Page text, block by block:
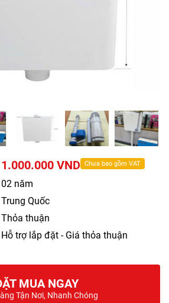
1.000.000 VND Chưa bao gồm VAT
02 năm
Trung Quốc
Thỏa thuận
Hỗ trợ lắp đặt - Giá thỏa thuận
MUA NGAY
Tận Nơi, Nhanh Chóng